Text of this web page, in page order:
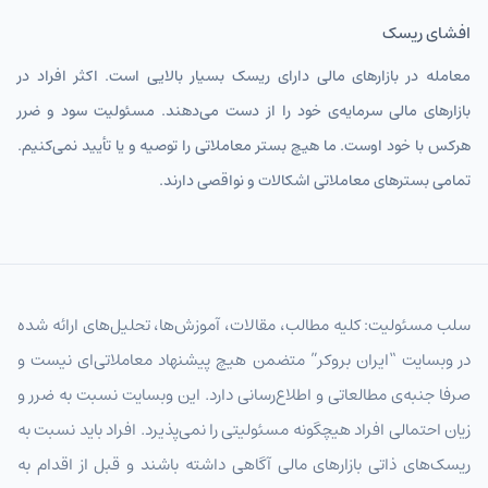
GBPIRT
CHFIRT فرانک سوئیس
AUDIRT
CADIRT دلار کانادا
NZDIRT دلار نیوزیلند تومان
AEDIRT درهم امارات
SARIRT ریال عربستان تومان
KWDIRT دینار کویت
افشای ریسک
معامله در بازارهای مالی دارای ریسک بسیار بالایی است. اکثر افراد در
بازارهای مالی سرمایه‌ی خود را از دست می‌دهند. مسئولیت سود و ضرر
هرکس با خود اوست. ما هیچ بستر معاملاتی را توصیه و یا تأیید نمی‌کنیم.
تمامی بسترهای معاملاتی اشکالات و نواقصی دارند.
سلب مسئولیت: کلیه مطالب، مقالات، آموزش‌ها، تحلیل‌های ارائه شده
در وبسایت “ایران بروکر” متضمن هیچ پیشنهاد معاملاتی‌ای نیست و
صرفا جنبه‌ی مطالعاتی و اطلاع‌رسانی دارد. این وبسایت نسبت به ضرر و
زیان احتمالی افراد هیچگونه مسئولیتی را نمی‌پذیرد. افراد باید نسبت به
ریسک‌های ذاتی بازارهای مالی آگاهی داشته باشند و قبل از اقدام به